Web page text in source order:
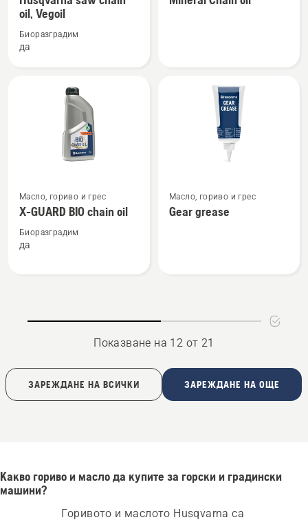
подробности
Husqvarna
oil, Vegoil
Биоразградим
да
подробности
повече
подробности
за
Масло, гориво и грес
X-GUARD BIO chain oil
Биоразградим
да
повече
подробности
Масло, гориво и грес
Gear grease
Показване на 12 от 21
ЗАРЕЖДАНЕ НА ВСИЧКИ ЗАРЕЖДАНЕ НА ОЩЕ
Какво гориво и масло да купите за горски и градински
машини?
Горивото и маслото Husqvarna са